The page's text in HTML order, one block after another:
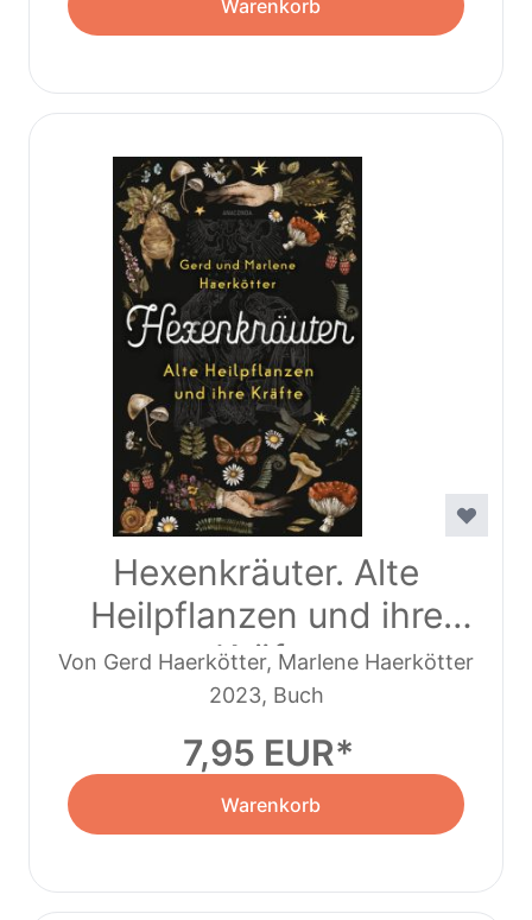
Warenkorb
Hexenkräuter. Alte
Heilpflanzen und ihre
Kräfte
Von Gerd Haerkötter, Marlene Haerkötter
2023, Buch
7,95 EUR
Warenkorb